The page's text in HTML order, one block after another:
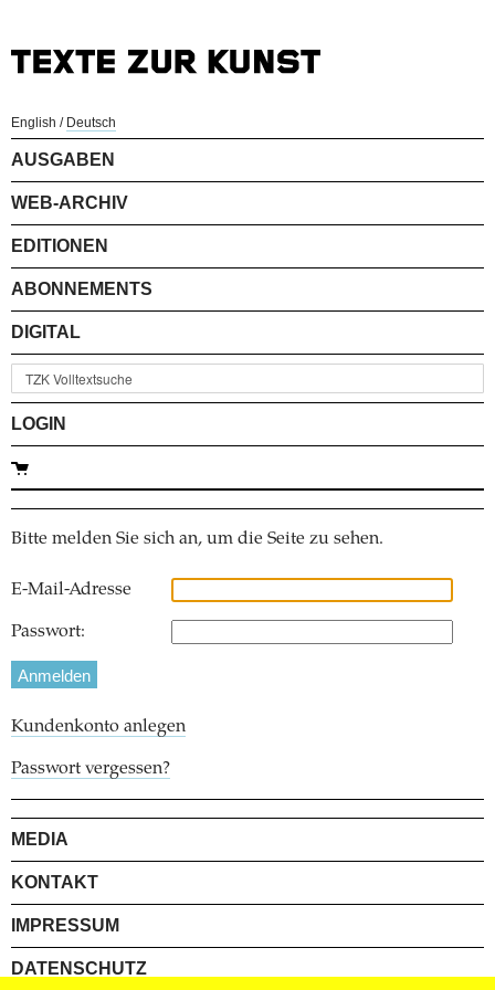
English / Deutsch
AUSGABEN
WEB-ARCHIV
EDITIONEN
ABONNEMENTS
DIGITAL
LOGIN
Bitte melden Sie sich an, um die Seite zu sehen.
E-Mail-Adresse
Passwort:
Kundenkonto anlegen
Passwort vergessen?
MEDIA
KONTAKT
IMPRESSUM
DATENSCHUTZ